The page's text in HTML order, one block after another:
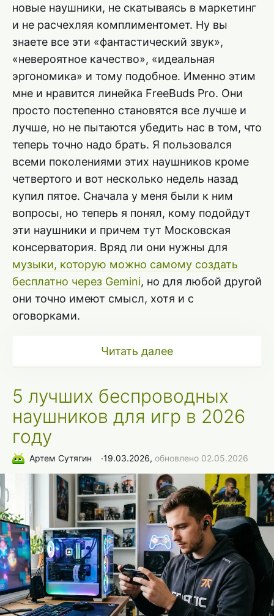
новые наушники, не скатываясь в маркетинг
и не расчехляя комплиментомет. Ну вы
знаете все эти «фантастический звук»,
«невероятное качество», «идеальная
эргономика» и тому подобное. Именно этим
мне и нравится линейка FreeBuds Pro. Они
просто постепенно становятся все лучше и
лучше, но не пытаются убедить нас в том, что
теперь точно надо брать. Я пользовался
всеми поколениями этих наушников кроме
четвертого и вот несколько недель назад
купил пятое. Сначала у меня были к ним
вопросы, но теперь я понял, кому подойдут
эти наушники и причем тут Московская
консерватория. Вряд ли они нужны для
музыки, которую можно самому создать
бесплатно через Gemini, но для любой другой
они точно имеют смысл, хотя и с
оговорками.
Читать далее
5 лучших беспроводных
наушников для игр в 2026
году
Артем Сутягин ∙19.03.2026, обновлено 02.05.2026